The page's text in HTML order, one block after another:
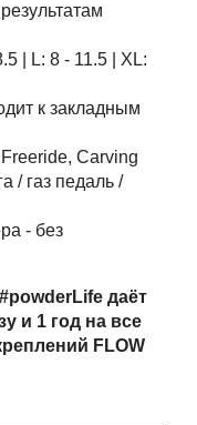
| L: 8 - 11.5 | XL:
к закладным
Carving
/ газ педаль /
- без
даёт
и 1 год на все
FLOW